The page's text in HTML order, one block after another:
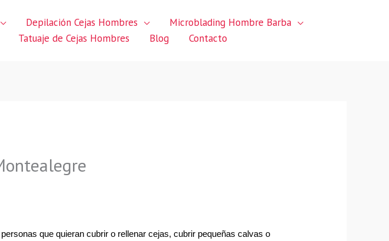
Depilación Cejas Hombres
Microblading Hombre Barba
Tatuaje de Cejas Hombres Blog Contacto
que quieran cubrir o rellenar cejas, cubrir pequeñas calvas o